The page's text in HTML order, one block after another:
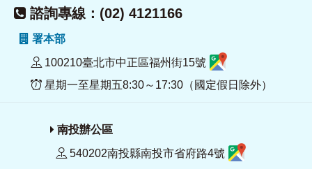
諮詢專線：(02) 4121166
署本部
100210臺北市中正區福州街15號
星期一至星期五8:30～17:30（國定假日除外）
南投辦公區
540202南投縣南投市省府路4號